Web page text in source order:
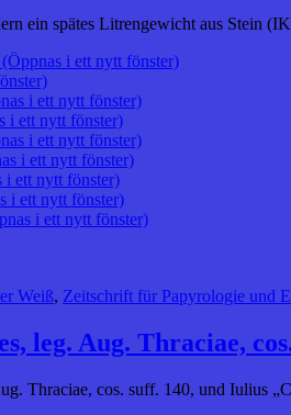
ein spätes Litrengewicht aus Stein
i ett nytt fönster)
i ett nytt fönster)
i ett nytt fönster)
i ett nytt fönster)
i ett nytt fönster)
i ett nytt fönster)
i ett nytt fönster)
i ett nytt fönster)
Weiß, Zeitschrift für Papyrologie und
leg. Aug. Thraciae,
Thraciae, cos. suff. 140, und Iulius